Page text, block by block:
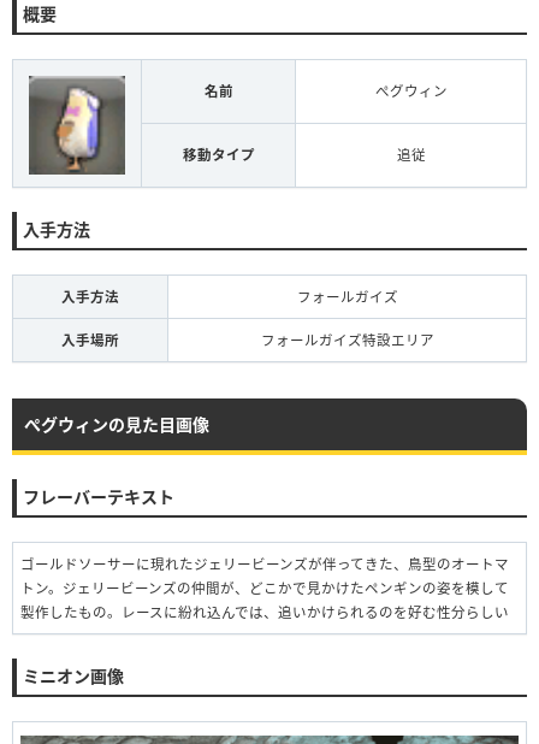
概要
名前 ぺグウィン
移動タイプ 追従
入手方法
入手方法 フォールガイズ
入手場所 フォールガイズ特設エリア
ぺグウィンの見た目画像
フレーバーテキスト
ゴールドソーサーに現れたジェリービーンズが伴ってきた、鳥型のオートマ
トン。ジェリービーンズの仲間が、どこかで見かけたペンギンの姿を模して
製作したもの。レースに紛れ込んでは、追いかけられるのを好む性分らしい
ミニオン画像